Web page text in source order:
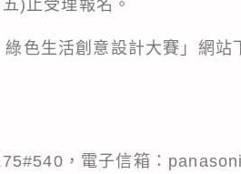
)止受理報名。
色生活創意設計大賽」網站
，電子信箱：